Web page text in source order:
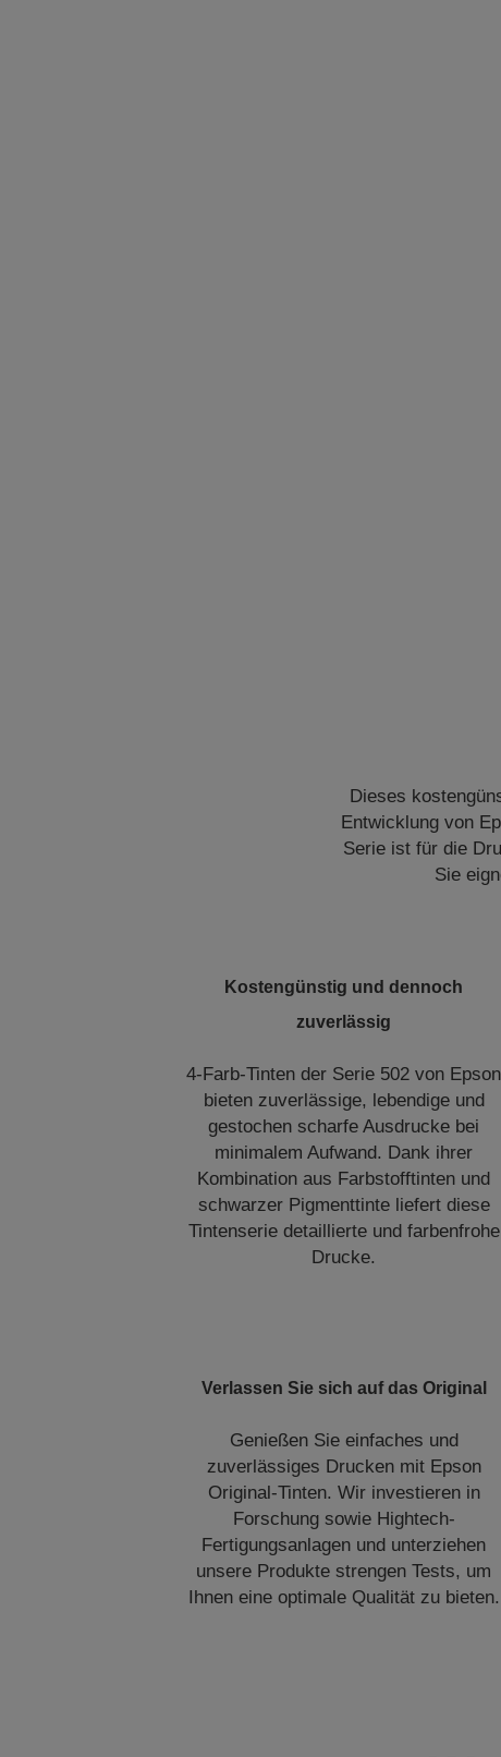
Dieses
Entwicklung von
Serie ist für die
Sie
‬Kostengünstig und dennoch
zuverlässig
4-Farb-Tinten der Serie 502 von Epson
bieten zuverlässige, lebendige und
gestochen scharfe Ausdrucke bei
minimalem Aufwand. Dank ihrer
Kombination aus Farbstofftinten und
schwarzer Pigmenttinte liefert diese
Tintenserie detaillierte und farbenfrohe
Drucke.
Verlassen Sie sich auf das Original
Genießen Sie einfaches und
zuverlässiges Drucken mit Epson
Original-Tinten. Wir investieren in
Forschung sowie Hightech-
Fertigungsanlagen und unterziehen
unsere Produkte strengen Tests, um
Ihnen eine optimale Qualität zu bieten.